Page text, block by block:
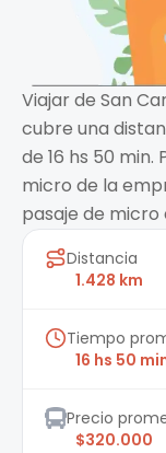
Viajar de San
cubre una
de 16 hs 50
micro de la
pasaje de micro
Distancia
1.428 km
Tiempo
16 hs 50
Precio
$320.000